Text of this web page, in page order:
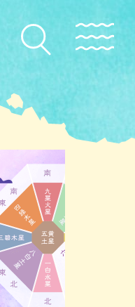
先島諸島